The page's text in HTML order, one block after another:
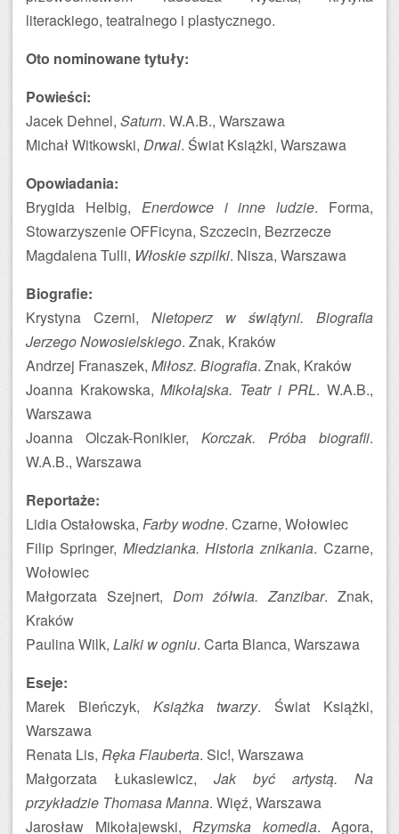
literackiego, teatralnego i plastycznego.
Oto nominowane tytuły:
Powieści:
Jacek Dehnel, Saturn. W.A.B., Warszawa
Michał Witkowski, Drwal. Świat Książki, Warszawa
Opowiadania:
Brygida Helbig, Enerdowce i inne ludzie. Forma,
Stowarzyszenie OFFicyna, Szczecin, Bezrzecze
Magdalena Tulli, Włoskie szpilki. Nisza, Warszawa
Biografie:
Krystyna Czerni, Nietoperz w świątyni. Biografia
Jerzego Nowosielskiego. Znak, Kraków
Andrzej Franaszek, Miłosz. Biografia. Znak, Kraków
Joanna Krakowska,Mikołajska. Teatr i PRL. W.A.B.,
Warszawa
Joanna Olczak-Ronikier, Korczak. Próba biografii.
W.A.B., Warszawa
Reportaże:
Lidia Ostałowska, Farby wodne. Czarne, Wołowiec
Filip Springer, Miedzianka. Historia znikania. Czarne,
Wołowiec
Małgorzata Szejnert, Dom żółwia. Zanzibar. Znak,
Kraków
Paulina Wilk, Lalki w ogniu. Carta Blanca, Warszawa
Eseje:
Marek Bieńczyk, Książka twarzy. Świat Książki,
Warszawa
Renata Lis, Ręka Flauberta. Sic!, Warszawa
Małgorzata Łukasiewicz, Jak być artystą. Na
przykładzie Thomasa Manna. Więź, Warszawa
Jarosław Mikołajewski, Rzymska komedia. Agora,